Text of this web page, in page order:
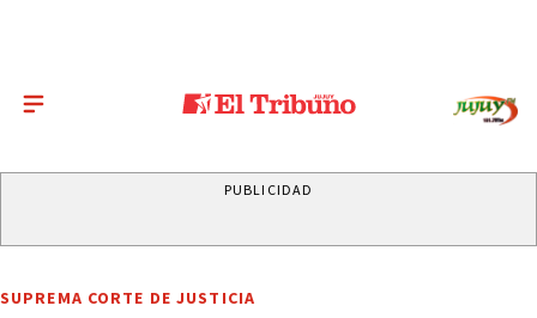
PUBLICIDAD
SUPREMA CORTE DE JUSTICIA